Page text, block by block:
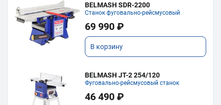
BELMASH SDR-2200
Станок фуговально-рейсмусовый
69 990 ₽
В корзину
BELMASH JT-2 254/120
Фуговально-рейсмусовый станок
46 490 ₽